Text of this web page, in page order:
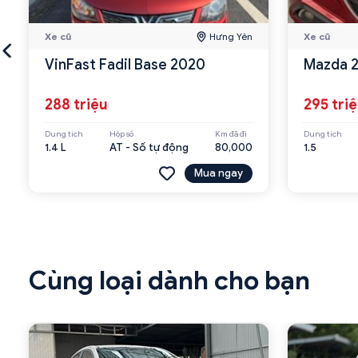
Xe cũ Hưng Yên
VinFast Fadil Base 2020
288 triệu
Dung tích
1.4 L
Hộp số
AT - Số tự động
Km đã đi
80,000
Mua ngay
Xe cũ
Mazda
295
Dung tích
1.5
Cùng loại dành cho bạn